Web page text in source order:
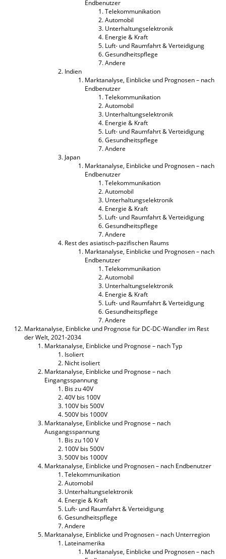
Endbenutzer
Telekommunikation
Automobil
Unterhaltungselektronik
Energie & Kraft
Luft- und Raumfahrt & Verteidigung
Gesundheitspflege
Andere
Indien
Marktanalyse, Einblicke und Prognosen – nach
Endbenutzer
Telekommunikation
Automobil
Unterhaltungselektronik
Energie & Kraft
Luft- und Raumfahrt & Verteidigung
Gesundheitspflege
Andere
Japan
Marktanalyse, Einblicke und Prognosen – nach
Endbenutzer
Telekommunikation
Automobil
Unterhaltungselektronik
Energie & Kraft
Luft- und Raumfahrt & Verteidigung
Gesundheitspflege
Andere
Rest des asiatisch-pazifischen Raums
Marktanalyse, Einblicke und Prognosen – nach
Endbenutzer
Telekommunikation
Automobil
Unterhaltungselektronik
Energie & Kraft
Luft- und Raumfahrt & Verteidigung
Gesundheitspflege
Andere
Marktanalyse, Einblicke und Prognose für DC-DC-Wandler im Rest
der Welt, 2021-2034
Marktanalyse, Einblicke und Prognose – nach Typ
Isoliert
Nicht isoliert
Marktanalyse, Einblicke und Prognose – nach
Eingangsspannung
Bis zu 40V
40V bis 100V
100V bis 500V
500V bis 1000V
Marktanalyse, Einblicke und Prognose – nach
Ausgangsspannung
Bis zu 100 V
100V bis 500V
500V bis 1000V
Marktanalyse, Einblicke und Prognosen – nach Endbenutzer
Telekommunikation
Automobil
Unterhaltungselektronik
Energie & Kraft
Luft- und Raumfahrt & Verteidigung
Gesundheitspflege
Andere
Marktanalyse, Einblicke und Prognosen – nach Unterregion
Lateinamerika
Marktanalyse, Einblicke und Prognosen – nach